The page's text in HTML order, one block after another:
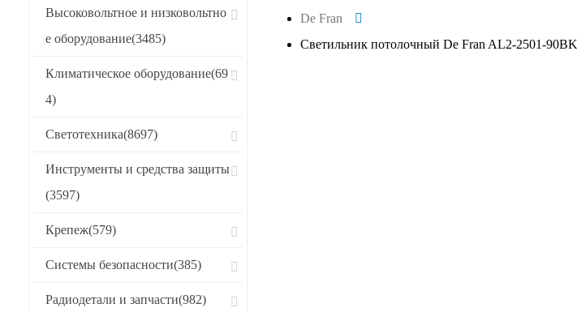
Высоковольтное и низковольтно
е оборудование(3485)
Климатическое оборудование(69
4)
Светотехника(8697)
Инструменты и средства защиты
(3597)
Крепеж(579)
Системы безопасности(385)
Радиодетали и запчасти(982)
De Fran
Светильник потолочный De Fran AL2-2501-